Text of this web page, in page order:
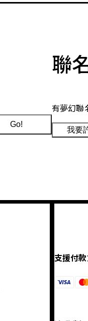
Go!
聯
有夢幻聯
我要
支援付